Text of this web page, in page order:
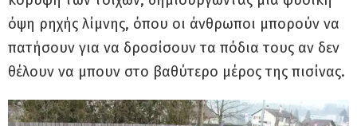
όψη ρηχής λίμνης, όπου οι άνθρωποι μπορούν να
πατήσουν για να δροσίσουν τα πόδια τους αν δεν
θέλουν να μπουν στο βαθύτερο μέρος της πισίνας.